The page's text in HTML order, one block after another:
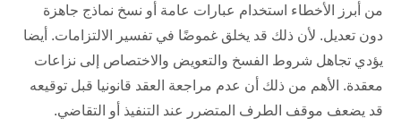
من أبرز الأخطاء استخدام عبارات عامة أو نسخ نماذج جاهزة
دون تعديل. لأن ذلك قد يخلق غموضًا في تفسير الالتزامات. أيضا
يؤدي تجاهل شروط الفسخ والتعويض والاختصاص إلى نزاعات
معقدة. الأهم من ذلك أن عدم مراجعة العقد قانونيا قبل توقيعه
قد يضعف موقف الطرف المتضرر عند التنفيذ أو التقاضي.